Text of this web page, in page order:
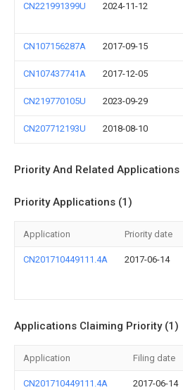
CN221991399U 2024-11-12
CN107156287A 2017-09-15
CN107437741A 2017-12-05
CN219770105U 2023-09-29
CN207712193U 2018-08-10
Priority And Related Applications
Priority Applications (1)
Application Priority date
CN201710449111.4A 2017-06-14
Applications Claiming Priority (1)
Application Filing date
CN201710449111.4A 2017-06-14